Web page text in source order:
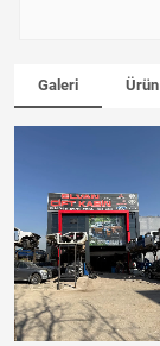
Galeri